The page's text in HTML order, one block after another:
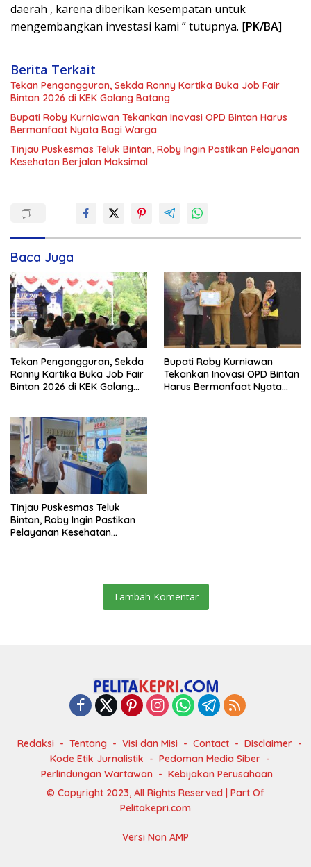
daerah , karena diberikan kesempatan untuk
mengembangkan investasi kami ” tutupnya. [PK/BA]
Berita Terkait
Tekan Pengangguran, Sekda Ronny Kartika Buka Job Fair
Bintan 2026 di KEK Galang Batang
Bupati Roby Kurniawan Tekankan Inovasi OPD Bintan Harus
Bermanfaat Nyata Bagi Warga
Tinjau Puskesmas Teluk Bintan, Roby Ingin Pastikan Pelayanan
Kesehatan Berjalan Maksimal
Baca Juga
Tekan Pengangguran, Sekda
Ronny Kartika Buka Job Fair
Bintan 2026 di KEK Galang
Bupati Roby Kurniawan
Tekankan Inovasi OPD Bintan
Harus Bermanfaat Nyata
Tinjau Puskesmas Teluk
Bintan, Roby Ingin Pastikan
Pelayanan Kesehatan
Tambah Komentar
Redaksi Tentang Visi dan Misi Contact
Disclaimer
Kode Etik Jurnalistik
Pedoman Media Siber
Perlindungan Wartawan
Kebijakan Perusahaan
© Copyright 2023, All Rights Reserved | Part Of
Pelitakepri.com
Versi Non AMP